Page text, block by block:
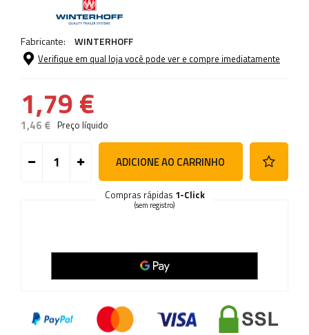
Fabricante: WINTERHOFF
Verifique em qual loja você pode ver e compre imediatamente
1,79 €
1,46 € Preço líquido
ADICIONE AO CARRINHO
Compras rápidas 1-Click
(sem registro)